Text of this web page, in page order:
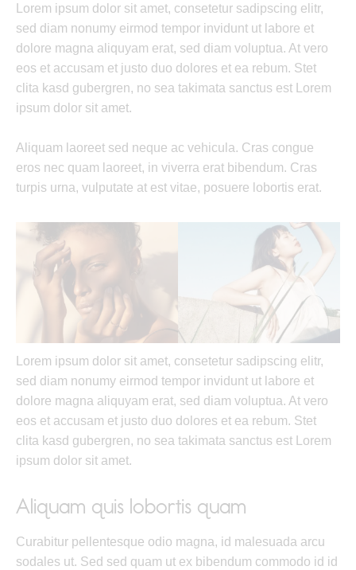
Lorem ipsum dolor sit amet, consetetur sadipscing elitr,
sed diam nonumy eirmod tempor invidunt ut labore et
dolore magna aliquyam erat, sed diam voluptua. At vero
eos et accusam et justo duo dolores et ea rebum. Stet
clita kasd gubergren, no sea takimata sanctus est Lorem
ipsum dolor sit amet.
Aliquam laoreet sed neque ac vehicula. Cras congue
eros nec quam laoreet, in viverra erat bibendum. Cras
turpis urna, vulputate at est vitae, posuere lobortis erat.
Lorem ipsum dolor sit amet, consetetur sadipscing elitr,
sed diam nonumy eirmod tempor invidunt ut labore et
dolore magna aliquyam erat, sed diam voluptua. At vero
eos et accusam et justo duo dolores et ea rebum. Stet
clita kasd gubergren, no sea takimata sanctus est Lorem
ipsum dolor sit amet.
Aliquam quis lobortis quam
Curabitur pellentesque odio magna, id malesuada arcu
sodales ut. Sed sed quam ut ex bibendum commodo id id